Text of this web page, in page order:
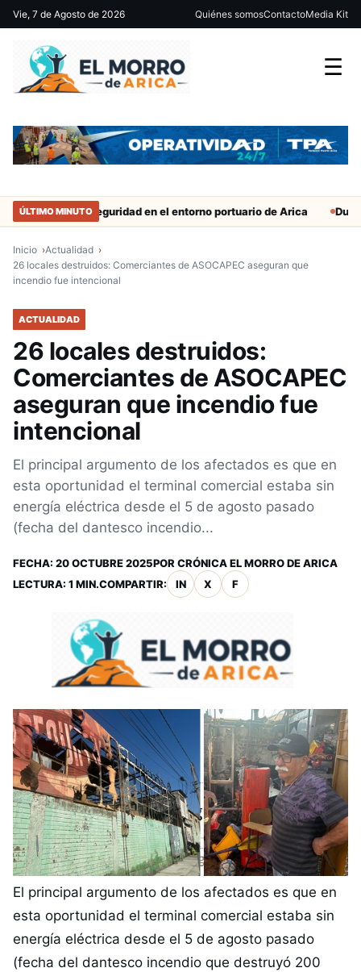
Vie, 7 de Agosto de 2026 Quiénes somosContactoMedia Kit
☰
ÚLTIMO MINUTO
seguridad en el entorno portuario de Arica Duro castigo
Inicio
Actualidad
26 locales destruidos: Comerciantes de ASOCAPEC aseguran que
incendio fue intencional
ACTUALIDAD
26 locales destruidos:
Comerciantes de ASOCAPEC
aseguran que incendio fue
intencional
El principal argumento de los afectados es que en
esta oportunidad el terminal comercial estaba sin
energía eléctrica desde el 5 de agosto pasado
(fecha del dantesco incendio...
FECHA: 20 OCTUBRE 2025POR CRÓNICA EL MORRO DE ARICA
LECTURA: 1 MIN.COMPARTIR: IN X F
El principal argumento de los afectados es que en
esta oportunidad el terminal comercial estaba sin
energía eléctrica desde el 5 de agosto pasado
(fecha del dantesco incendio que destruyó 200